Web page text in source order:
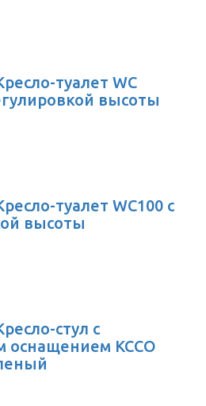
туалет WC
высоты
туалет WC100 с
высоты
стул с
оснащением КССО